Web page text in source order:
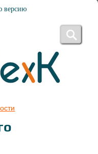
версию